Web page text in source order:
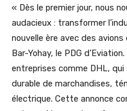
« Dès le premier jour, nous
audacieux : transformer
nouvelle ère avec des
Bar-Yohay, le PDG
entreprises comme DHL,
durable de marchandises,
électrique. Cette annonce